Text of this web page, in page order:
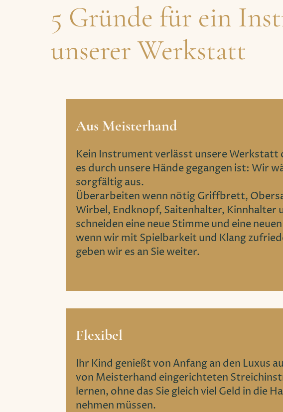
5 Gründe für ein
unserer Werkstatt
Aus Meisterhand
Kein Instrument verlässt unsere Werkstatt
es durch unsere Hände gegangen ist: Wir
sorgfältig aus.
Überarbeiten wenn nötig Griffbrett,
Wirbel, Endknopf, Saitenhalter, Kinnhalter
schneiden eine neue Stimme und eine
wenn wir mit Spielbarkeit und Klang
geben wir es an Sie weiter.
Flexibel
Ihr Kind genießt von Anfang an den Luxus
von Meisterhand eingerichteten
lernen, ohne das Sie gleich viel Geld in die
nehmen müssen.